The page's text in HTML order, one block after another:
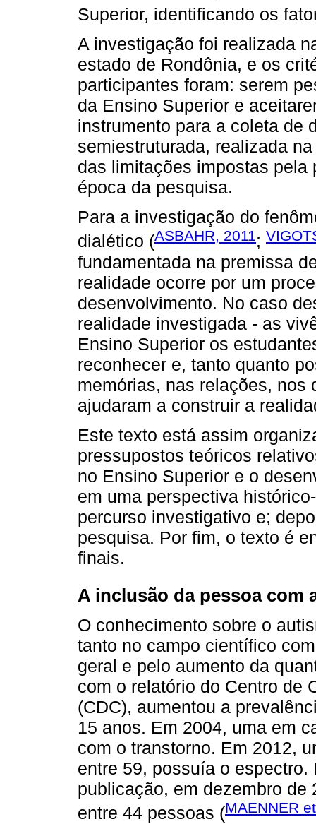
Superior, identificando os
A investigação foi realizada
estado de Rondônia, e os
participantes foram: serem
da Ensino Superior e
instrumento para a coleta de
semiestruturada, realizada
das limitações impostas pela
época da pesquisa.
Para a investigação do
dialético (ASBAHR, 2011;
fundamentada na premissa
realidade ocorre por um
desenvolvimento. No caso
realidade investigada - as
Ensino Superior os
reconhecer e, tanto quanto
memórias, nas relações, nos
ajudaram a construir a
Este texto está assim
pressupostos teóricos
no Ensino Superior e o
em uma perspectiva
percurso investigativo e;
pesquisa. Por fim, o texto é
finais.
A inclusão da pessoa com
O conhecimento sobre o
tanto no campo científico
geral e pelo aumento da
com o relatório do Centro de
(CDC), aumentou a
15 anos. Em 2004, uma em
com o transtorno. Em 2012,
entre 59, possuía o
publicação, em dezembro
entre 44 pessoas (MAENNER